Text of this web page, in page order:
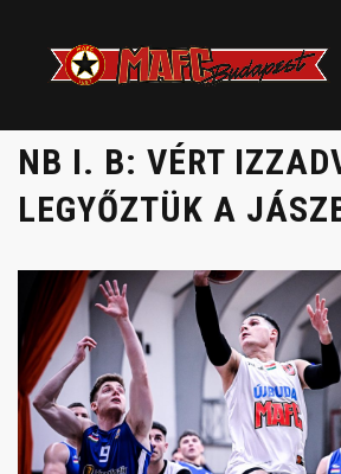
NB I. B: VÉRT
LEGYŐZTÜK A